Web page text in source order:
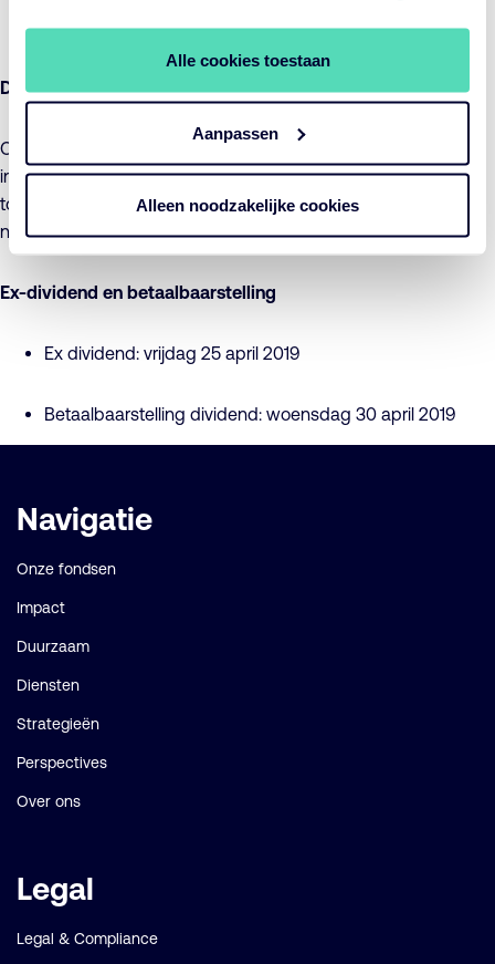
Alle cookies toestaan
Aanpassen
Alleen noodzakelijke cookies
RZL Optimaal Rood – € 0,85
Dividendbelasting
Op het uit te keren bedrag zal 15% dividendbelasting worden
ingehouden. Houders van aandelen ontvangen het hun
toekomende netto dividend via kosteloze herbelegging in
nieuwe aandelen.
Ex-dividend en betaalbaarstelling
Ex dividend: vrijdag 25 april 2019
Betaalbaarstelling dividend: woensdag 30 april 2019
Belangrijke
links
Navigatie
Onze fondsen
Impact
Duurzaam
Diensten
Strategieën
Perspectives
Over ons
Legal
Legal & Compliance